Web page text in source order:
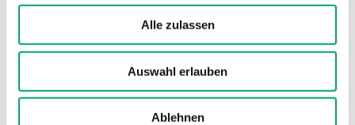
Alle zulassen
Auswahl erlauben
Ablehnen
Leistungsaufnahme 15,3 W / 16,5 VA
Stellsignal 3-Punkt
Geschwindigkeit 3 s/mm